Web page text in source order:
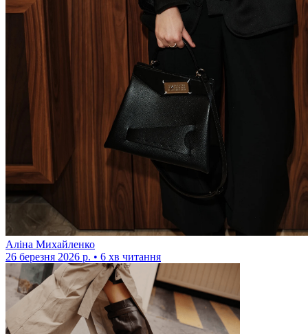
Аліна Михайленко
26 березня 2026 р. • 6 хв читання